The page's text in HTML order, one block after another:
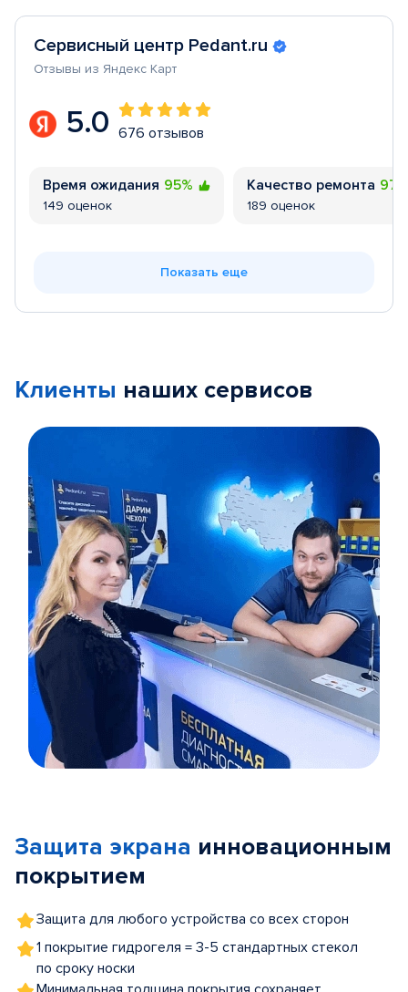
Сервисный центр Pedant.ru
Отзывы из Яндекс Карт
5.0 676 отзывов
Время ожидания 95%
149 оценок
Качество ремонта
189 оценок
Показать еще
Клиенты наших сервисов
5
Защита экрана инновационным
покрытием
Защита для любого устройства со всех сторон
1 покрытие гидрогеля = 3-5 стандартных стекол
по сроку носки